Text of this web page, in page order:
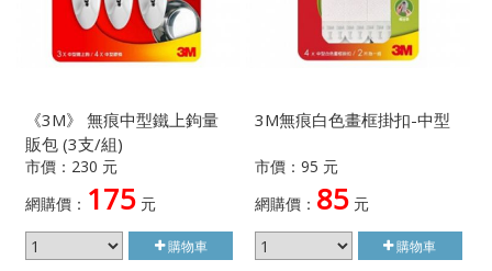
《3M》 無痕中型鐵上鉤量
販包 (3支/組)
市價：230 元
網購價： 175 元
購物車
3M無痕白色畫框掛扣-中型
市價：95 元
網購價： 85元
購物車